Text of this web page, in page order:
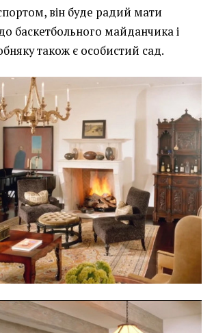
він буде радий мати
баскетбольного майданчика і
також є особистий сад.